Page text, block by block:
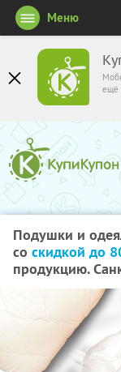
ещё
Меню
Подушки и
со скидкой до
продукцию.